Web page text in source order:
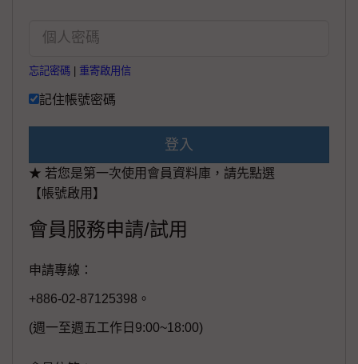
忘記密碼 重寄啟用信
記住帳號密碼
登入
★ 若您是第一次使用會員資料庫，請先點選
【帳號啟用】
會員服務申請/試用
申請專線：
+886-02-87125398。
(週一至週五工作日9:00~18:00)